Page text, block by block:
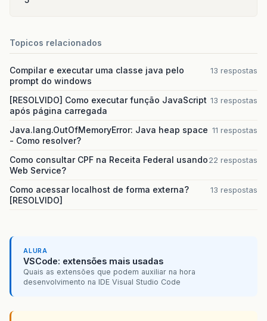
Topicos relacionados
Compilar e executar uma classe java pelo
prompt do windows
13 respostas
[RESOLVIDO] Como executar função JavaScript
após página carregada
13 respostas
Java.lang.OutOfMemoryError: Java heap space
- Como resolver?
11 respostas
Como consultar CPF na Receita Federal usando
Web Service?
22 respostas
Como acessar localhost de forma externa?
[RESOLVIDO]
13 respostas
ALURA
VSCode: extensões mais usadas
Quais as extensões que podem auxiliar na hora
desenvolvimento na IDE Visual Studio Code